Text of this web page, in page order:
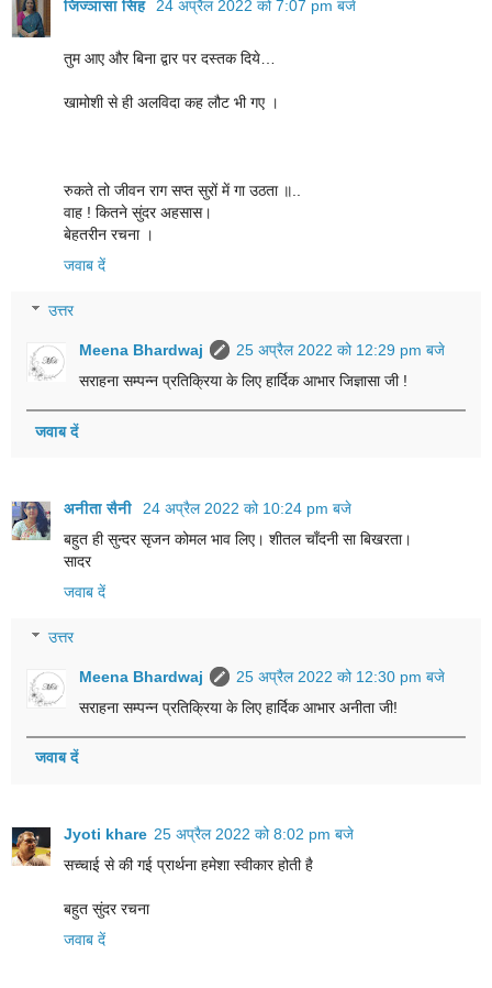
जिज्ञासा सिंह 24 अप्रैल 2022 को 7:07 pm बजे
तुम आए और बिना द्वार पर दस्तक दिये…
खामोशी से ही अलविदा कह लौट भी गए ।
रुकते तो जीवन राग सप्त सुरों में गा उठता ॥..
वाह ! कितने सुंदर अहसास।
बेहतरीन रचना ।
जवाब दें
उत्तर
Meena Bhardwaj
25 अप्रैल 2022 को 12:29 pm बजे
सराहना सम्पन्न प्रतिक्रिया के लिए हार्दिक आभार जिज्ञासा जी !
जवाब दें
अनीता सैनी
24 अप्रैल 2022 को 10:24 pm बजे
बहुत ही सुन्दर सृजन कोमल भाव लिए। शीतल चाँदनी सा बिखरता।
सादर
जवाब दें
उत्तर
Meena Bhardwaj
25 अप्रैल 2022 को 12:30 pm बजे
सराहना सम्पन्न प्रतिक्रिया के लिए हार्दिक आभार अनीता जी!
जवाब दें
Jyoti khare 25 अप्रैल 2022 को 8:02 pm बजे
सच्चाई से की गई प्रार्थना हमेशा स्वीकार होती है
बहुत सुंदर रचना
जवाब दें